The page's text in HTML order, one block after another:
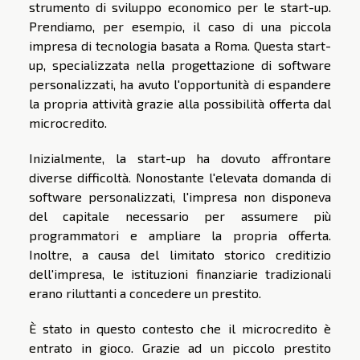
strumento di sviluppo economico per le start-up.
Prendiamo, per esempio, il caso di una piccola
impresa di tecnologia basata a Roma. Questa start-
up, specializzata nella progettazione di software
personalizzati, ha avuto l'opportunità di espandere
la propria attività grazie alla possibilità offerta dal
microcredito.
Inizialmente, la start-up ha dovuto affrontare
diverse difficoltà. Nonostante l'elevata domanda di
software personalizzati, l'impresa non disponeva
del capitale necessario per assumere più
programmatori e ampliare la propria offerta.
Inoltre, a causa del limitato storico creditizio
dell'impresa, le istituzioni finanziarie tradizionali
erano riluttanti a concedere un prestito.
È stato in questo contesto che il microcredito è
entrato in gioco. Grazie ad un piccolo prestito